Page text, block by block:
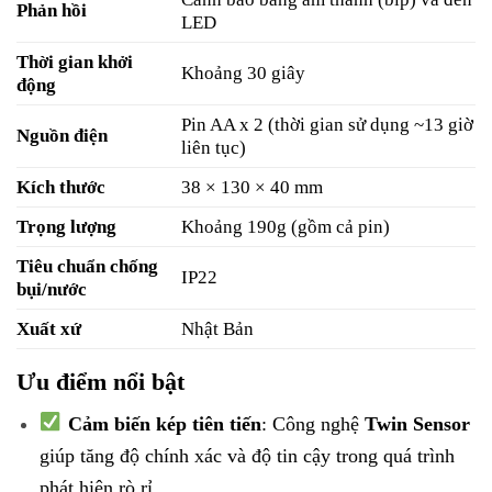
Phản hồi
LED
Thời gian khởi
động
Khoảng 30 giây
Nguồn điện
Pin AA x 2 (thời gian sử dụng ~13 giờ
liên tục)
Kích thước
38 × 130 × 40 mm
Trọng lượng
Khoảng 190g (gồm cả pin)
Tiêu chuẩn chống
bụi/nước
IP22
Xuất xứ Nhật Bản
Ưu điểm nổi bật
Cảm biến kép tiên tiến: Công nghệ Twin Sensor
giúp tăng độ chính xác và độ tin cậy trong quá trình
phát hiện rò rỉ.